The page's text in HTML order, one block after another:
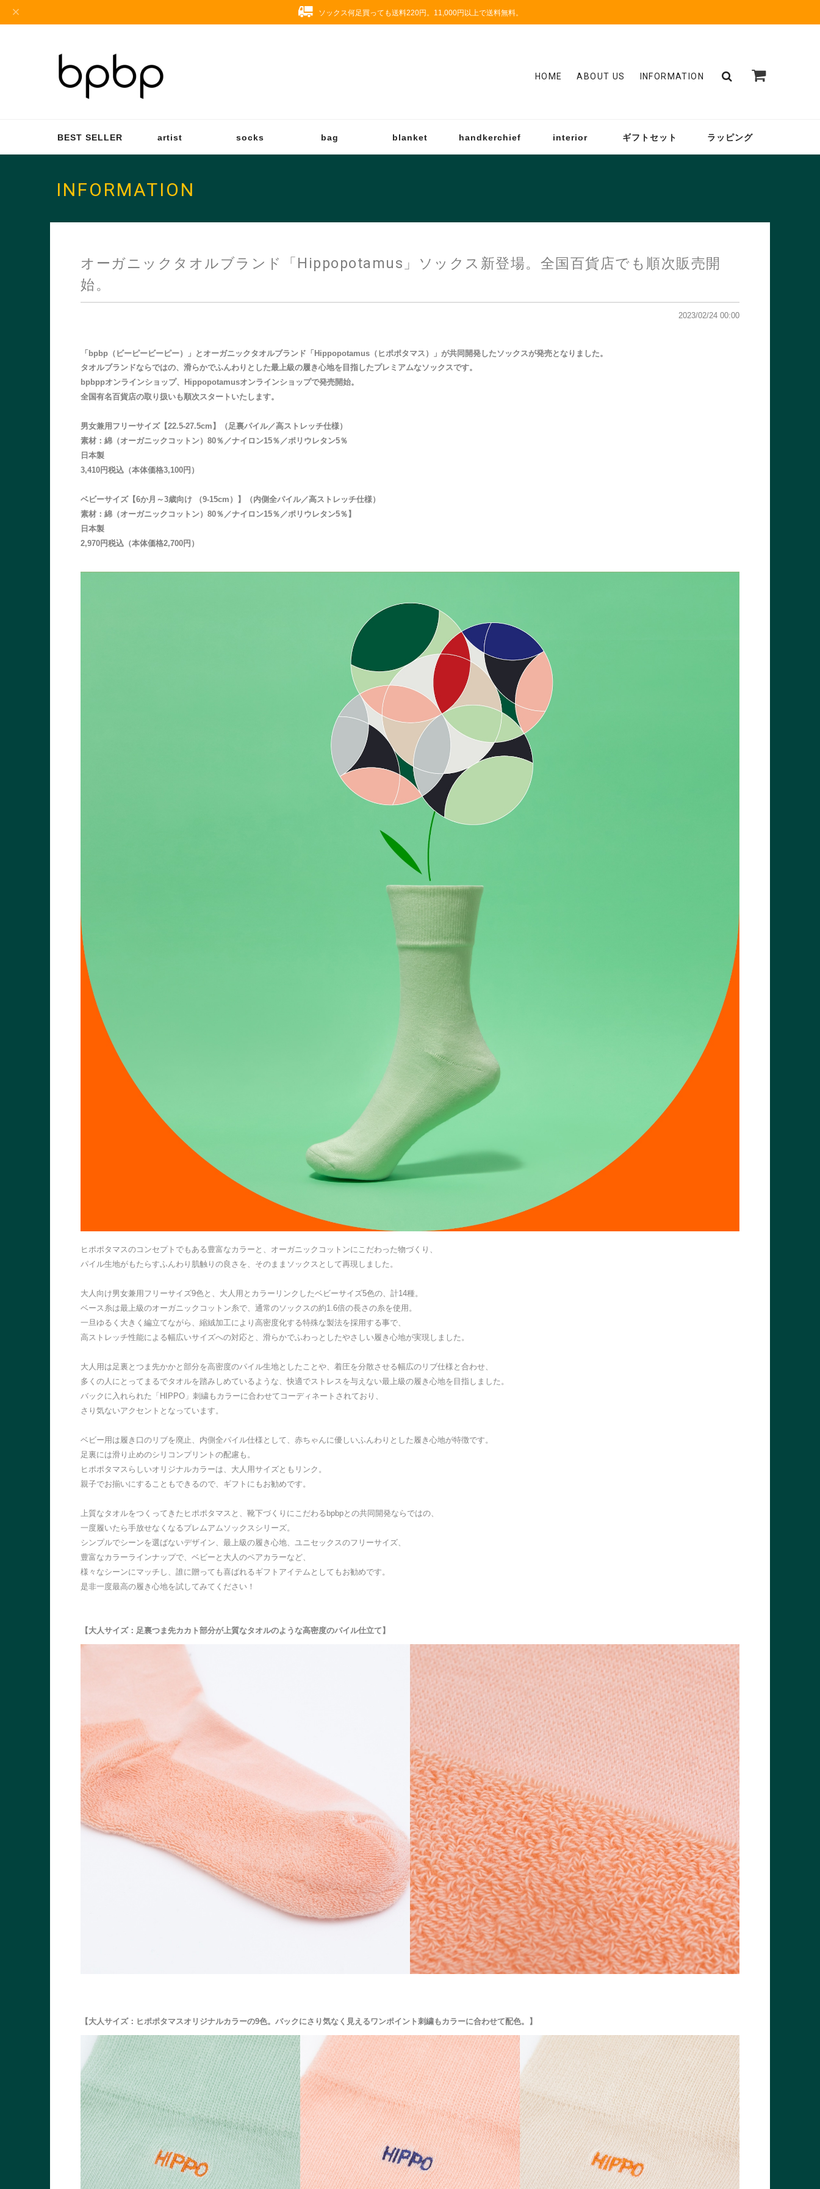
ソックス何足買っても送料220円。11,000円以上で送料無料。
HOME ABOUT US INFORMATION
BEST SELLER artist socks bag blanket handkerchief interior ギフトセット ラッピング
INFORMATION
オーガニックタオルブランド「Hippopotamus」ソックス新登場。全国百貨店でも順次販売開
始。
2023/02/24 00:00
「bpbp（ビーピービーピー）」とオーガニックタオルブランド「Hippopotamus（ヒポポタマス）」が共同開発したソックスが発売となりました。
タオルブランドならではの、滑らかでふんわりとした最上級の履き心地を目指したプレミアムなソックスです。
bpbppオンラインショップ、Hippopotamusオンラインショップで発売開始。
全国有名百貨店の取り扱いも順次スタートいたします。
男女兼用フリーサイズ【22.5-27.5cm】（足裏パイル／高ストレッチ仕様）
素材：綿（オーガニックコットン）80％／ナイロン15％／ポリウレタン5％
日本製
3,410円税込（本体価格3,100円）
ベビーサイズ【6か月～3歳向け （9-15cm）】（内側全パイル／高ストレッチ仕様）
素材：綿（オーガニックコットン）80％／ナイロン15％／ポリウレタン5％】
日本製
2,970円税込（本体価格2,700円）
ヒポポタマスのコンセプトでもある豊富なカラーと、オーガニックコットンにこだわった物づくり、
パイル生地がもたらすふんわり肌触りの良さを、そのままソックスとして再現しました。
大人向け男女兼用フリーサイズ9色と、大人用とカラーリンクしたベビーサイズ5色の、計14種。
ベース糸は最上級のオーガニックコットン糸で、通常のソックスの約1.6倍の長さの糸を使用。
一旦ゆるく大きく編立てながら、縮絨加工により高密度化する特殊な製法を採用する事で、
高ストレッチ性能による幅広いサイズへの対応と、滑らかでふわっとしたやさしい履き心地が実現しました。
大人用は足裏とつま先かかと部分を高密度のパイル生地としたことや、着圧を分散させる幅広のリブ仕様と合わせ、
多くの人にとってまるでタオルを踏みしめているような、快適でストレスを与えない最上級の履き心地を目指しました。
バックに入れられた「HIPPO」刺繍もカラーに合わせてコーディネートされており、
さり気ないアクセントとなっています。
ベビー用は履き口のリブを廃止、内側全パイル仕様として、赤ちゃんに優しいふんわりとした履き心地が特徴です。
足裏には滑り止めのシリコンプリントの配慮も。
ヒポポタマスらしいオリジナルカラーは、大人用サイズともリンク。
親子でお揃いにすることもできるので、ギフトにもお勧めです。
上質なタオルをつくってきたヒポポタマスと、靴下づくりにこだわるbpbpとの共同開発ならではの、
一度履いたら手放せなくなるプレムアムソックスシリーズ。
シンプルでシーンを選ばないデザイン、最上級の履き心地、ユニセックスのフリーサイズ、
豊富なカラーラインナップで、ベビーと大人のペアカラーなど、
様々なシーンにマッチし、誰に贈っても喜ばれるギフトアイテムとしてもお勧めです。
是非一度最高の履き心地を試してみてください！
【大人サイズ：足裏つま先カカト部分が上質なタオルのような高密度のパイル仕立て】
【大人サイズ：ヒポポタマスオリジナルカラーの9色。バックにさり気なく見えるワンポイント刺繍もカラーに合わせて配色。】